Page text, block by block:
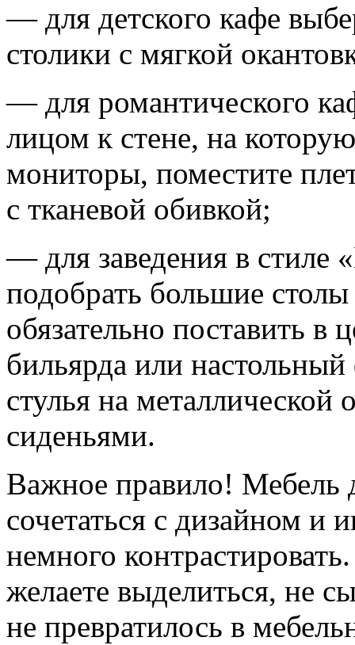
— для детского кафе
столики с мягкой
— для романтического
лицом к стене, на
мониторы, поместите
с тканевой обивкой;
— для заведения в стиле
подобрать большие
обязательно поставить в
бильярда или
стулья на металлической
сиденьями.
Важное правило! Мебель
сочетаться с дизайном и
немного
желаете выделиться, не
не превратилось в